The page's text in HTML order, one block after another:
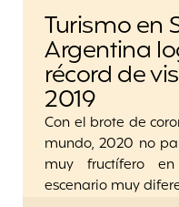
Turismo en
Argentina
récord de
2019
Con el brote de
mundo, 2020 no
muy fructífero
escenario muy